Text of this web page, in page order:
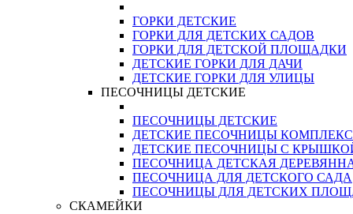
ГОРКИ ДЕТСКИЕ
ГОРКИ ДЛЯ ДЕТСКИХ САДОВ
ГОРКИ ДЛЯ ДЕТСКОЙ ПЛОЩАДКИ
ДЕТСКИЕ ГОРКИ ДЛЯ ДАЧИ
ДЕТСКИЕ ГОРКИ ДЛЯ УЛИЦЫ
ПЕСОЧНИЦЫ ДЕТСКИЕ
ПЕСОЧНИЦЫ ДЕТСКИЕ
ДЕТСКИЕ ПЕСОЧНИЦЫ
ДЕТСКИЕ ПЕСОЧНИЦЫ С
ПЕСОЧНИЦА ДЕТСКАЯ
ПЕСОЧНИЦА ДЛЯ ДЕТСКОГО САДА
ПЕСОЧНИЦЫ ДЛЯ ДЕТСКИХ
СКАМЕЙКИ